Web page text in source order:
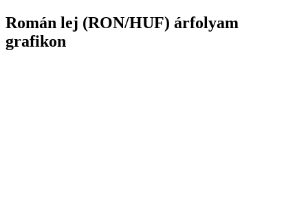
Román lej (RON/HUF) árfolyam
grafikon